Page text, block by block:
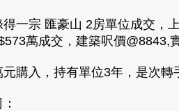
一宗 匯豪山 2房單位成交
萬成交，建築呎價@8843,
購入，持有單位3年，是次